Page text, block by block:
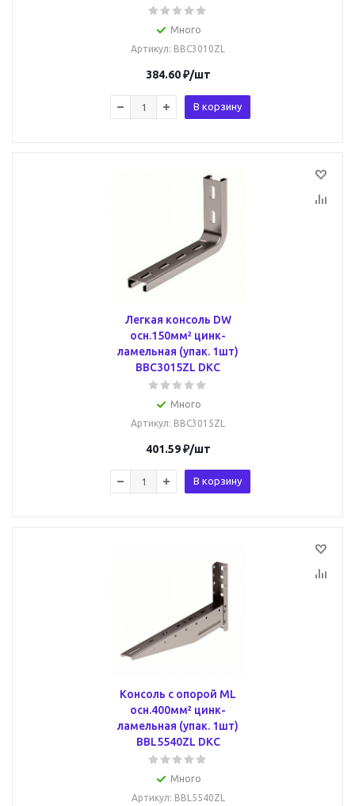
Много
Артикул: BBC3010ZL
384.60₽/шт
В корзину
Легкая консоль DW
осн.150мм² цинк-
ламельная (упак. 1шт)
BBC3015ZL DKC
Много
Артикул: BBC3015ZL
401.59₽/шт
В корзину
Консоль с опорой ML
осн.400мм² цинк-
ламельная (упак. 1шт)
BBL5540ZL DKC
Много
Артикул: BBL5540ZL